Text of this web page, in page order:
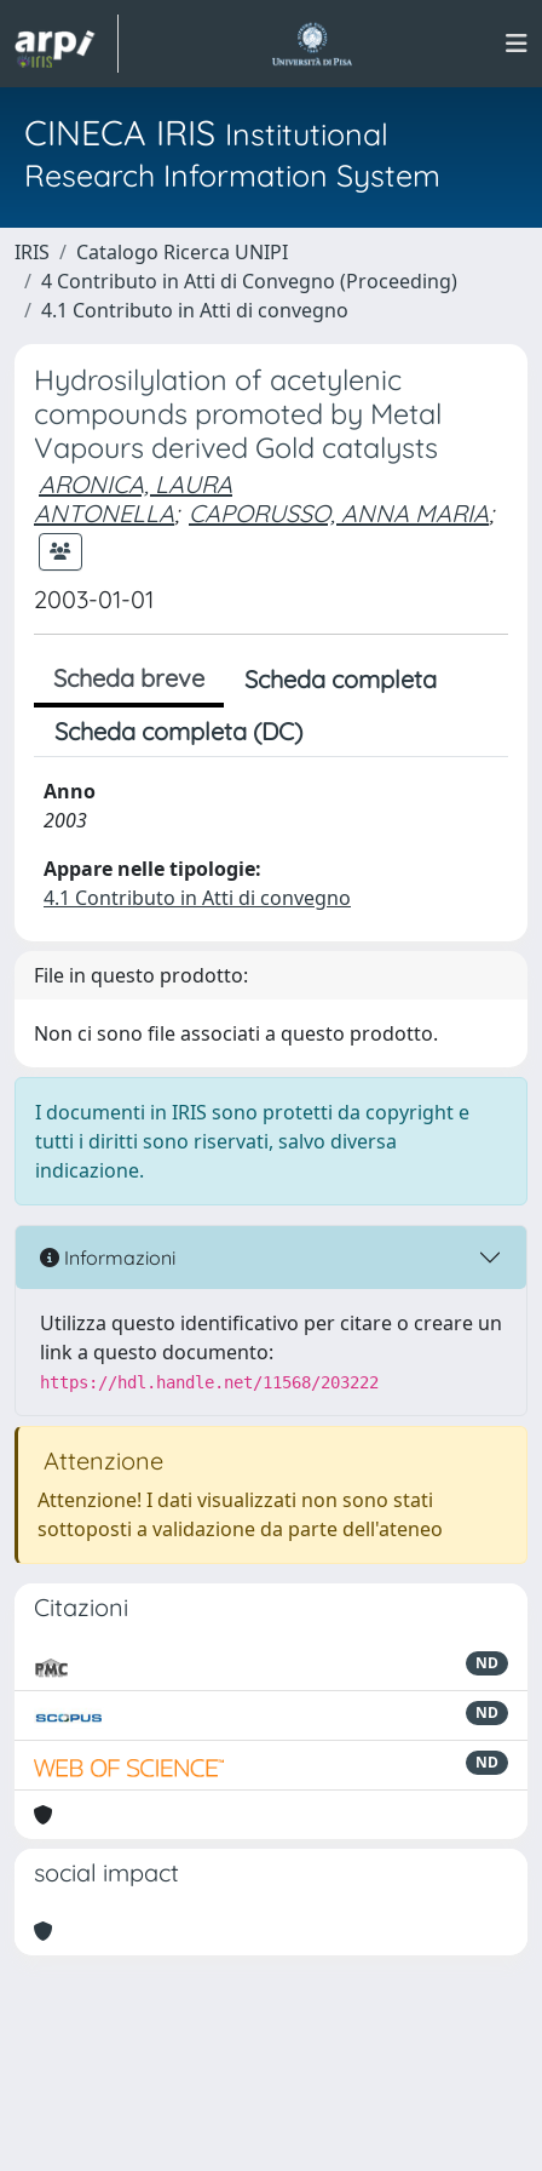
CINECA IRIS Institutional
Research Information System
IRIS
Catalogo Ricerca UNIPI
4 Contributo in Atti di Convegno (Proceeding)
4.1 Contributo in Atti di convegno
Hydrosilylation of acetylenic
compounds promoted by Metal
Vapours derived Gold catalysts
ARONICA, LAURA
ANTONELLA; CAPORUSSO, ANNA MARIA;
2003-01-01
Scheda breve
Scheda completa
Scheda completa (DC)
Anno
2003
Appare nelle tipologie:
4.1 Contributo in Atti di convegno
File in questo prodotto:
Non ci sono file associati a questo prodotto.
I documenti in IRIS sono protetti da copyright e
tutti i diritti sono riservati, salvo diversa
indicazione.
Informazioni
Utilizza questo identificativo per citare o creare un
link a questo documento:
https://hdl.handle.net/11568/203222
Attenzione
Attenzione! I dati visualizzati non sono stati
sottoposti a validazione da parte dell'ateneo
Citazioni
ND
ND
ND
social impact